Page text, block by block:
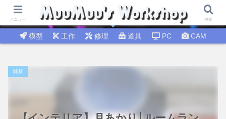
試行錯誤│DIY工作 🛠 DIY修理│温故知新
模型 工作 修理 道具 PC CAM
雑貨
メニュー 検索